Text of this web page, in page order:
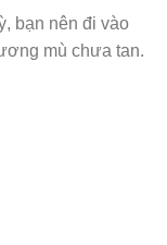
bạn nên đi vào
mù chưa tan.